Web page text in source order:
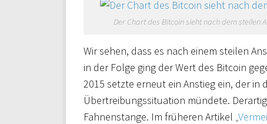
Der Chart des Bitcoin sieht nach dem steilen
Wir sehen, dass es nach einem steilen
in der Folge ging der Wert des Bitcoin
2015 setzte erneut ein Anstieg ein, der
Übertreibungssituation mündete.
Fahnenstange. Im früheren Artikel „